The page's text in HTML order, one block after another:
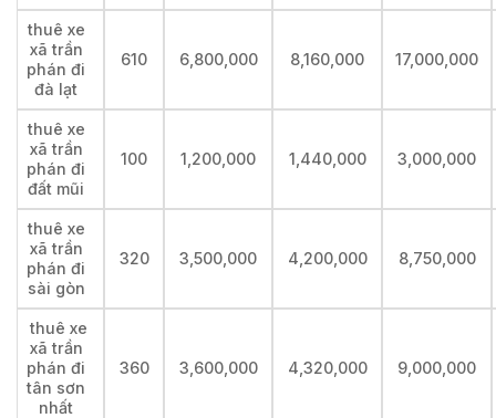
thuê xe
xã trần
phán đi
đà lạt
610 6,800,000 8,160,000 17,000,000
thuê xe
xã trần
phán đi
đất mũi
100 1,200,000 1,440,000 3,000,000
thuê xe
xã trần
phán đi
sài gòn
320 3,500,000 4,200,000 8,750,000
thuê xe
xã trần
phán đi
tân sơn
nhất
360 3,600,000 4,320,000 9,000,000